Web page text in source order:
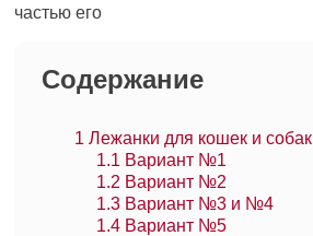
частью его
Содержание
1 Лежанки для кошек и собак
1.1 Вариант №1
1.2 Вариант №2
1.3 Вариант №3 и №4
1.4 Вариант №5